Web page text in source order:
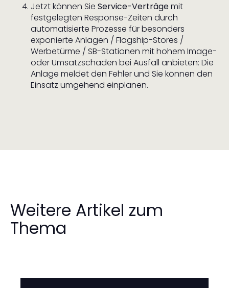
Jetzt können Sie Service-Verträgemit
festgelegten Response-Zeiten durch
automatisierte Prozesse für besonders
exponierte Anlagen / Flagship-Stores /
Werbetürme / SB-Stationen mit hohem Image-
oder Umsatzschaden bei Ausfall anbieten: Die
Anlage meldet den Fehler und Sie können den
Einsatz umgehend einplanen.
Weitere Artikel zum
Thema